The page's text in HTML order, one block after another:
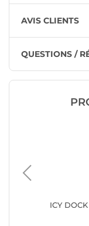
AVIS CLIENTS
QUESTIONS /
ICY